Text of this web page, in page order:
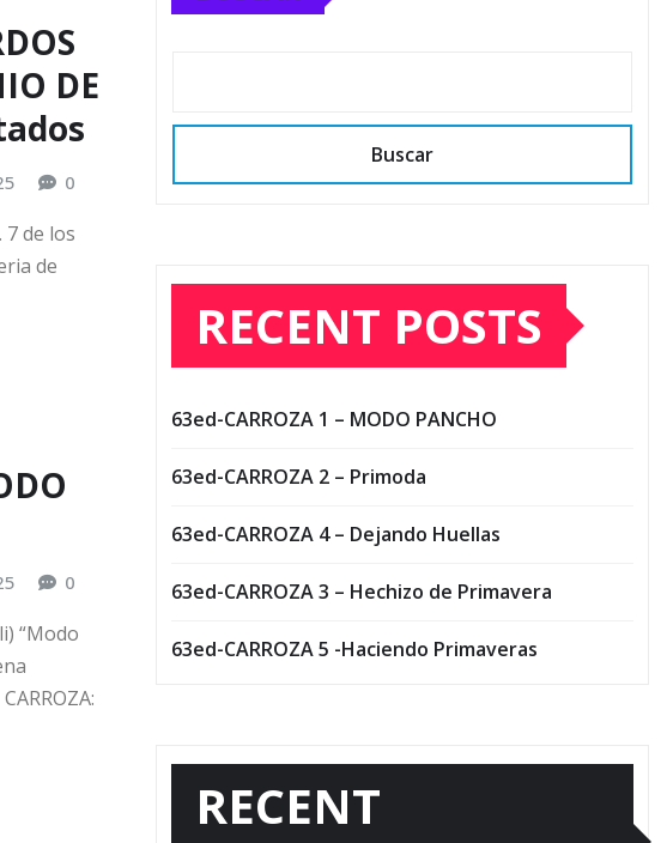
DE
0
de los
de
0
“Modo
Buscar
RECENT POSTS
63ed-CARROZA 1 – MODO PANCHO
63ed-CARROZA 2 – Primoda
63ed-CARROZA 4 – Dejando Huellas
63ed-CARROZA 3 – Hechizo de Primavera
63ed-CARROZA 5 -Haciendo Primaveras
RECENT